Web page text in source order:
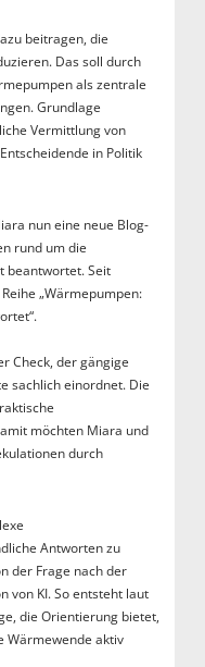
beitragen, die
Das soll durch
als zentrale
Grundlage
Vermittlung von
in Politik
nun eine neue Blog-
rund um die
beantwortet. Seit
„Wärmepumpen:
Check, der gängige
sachlich einordnet. Die
möchten Miara und
durch
Antworten zu
der Frage nach der
von KI. So entsteht laut
die Orientierung bietet,
Wärmewende aktiv